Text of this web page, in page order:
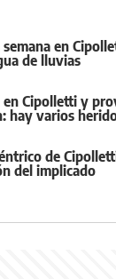
en
de lluvias
en Cipolletti y
hay varios
de
del implicado